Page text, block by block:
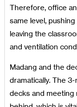
Therefore, office
same level,
leaving the
and ventilation
Madang and the
dramatically. The
decks and